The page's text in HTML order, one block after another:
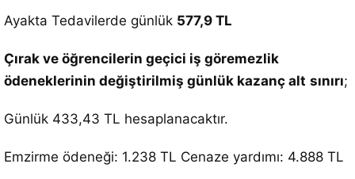
Ayakta Tedavilerde günlük 577,9 TL
Çırak ve öğrencilerin geçici iş göremezlik
ödeneklerinin değiştirilmiş günlük kazanç alt sınırı;
Günlük 433,43 TL hesaplanacaktır.
Emzirme ödeneği: 1.238 TL Cenaze yardımı: 4.888 TL